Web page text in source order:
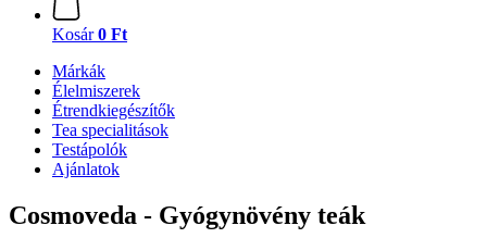
Kosár 0 Ft
Márkák
Élelmiszerek
Étrendkiegészítők
Tea specialitások
Testápolók
Ajánlatok
Cosmoveda - Gyógynövény teák